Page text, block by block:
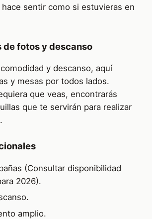
sentir como si estuvieras en
de fotos y descanso
y descanso, aquí
y mesas por todos lados.
que veas, encontrarás
que te servirán para realizar
(Consultar disponibilidad
2026).
amplio.